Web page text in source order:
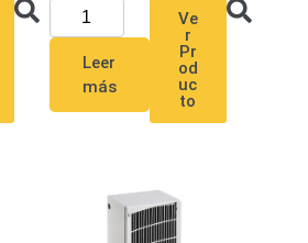
Leer
más
Ve
r
Pr
od
uc
to